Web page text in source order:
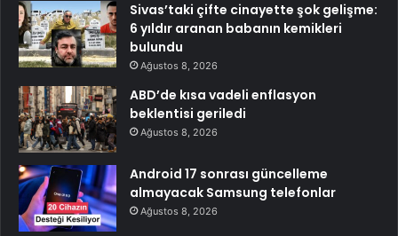
Sivas’taki çifte cinayette şok gelişme:
6 yıldır aranan babanın kemikleri
bulundu
Ağustos 8, 2026
ABD’de kısa vadeli enflasyon
beklentisi geriledi
Ağustos 8, 2026
Android 17 sonrası güncelleme
almayacak Samsung telefonlar
Ağustos 8, 2026